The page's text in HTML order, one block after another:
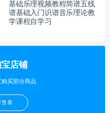
基础乐理视频教程简谱五线
谱基础入门识谱音乐理论教
学课程自学习
店铺
购买部分商品
查看